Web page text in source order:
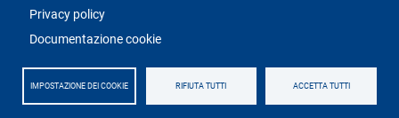
Privacy policy
Documentazione cookie
IMPOSTAZIONE DEI COOKIE RIFIUTA TUTTI ACCETTA TUTTI